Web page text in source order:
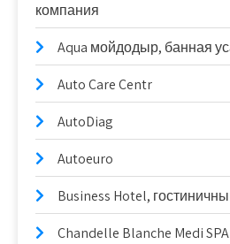
компания
Aqua мойдодыр, банная
Auto Care Centr
AutoDiag
Autoeuro
Business Hotel,
Chandelle Blanche Medi